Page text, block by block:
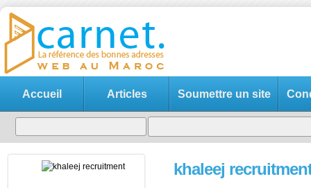
Accueil Articles Soumettre un site
khaleej